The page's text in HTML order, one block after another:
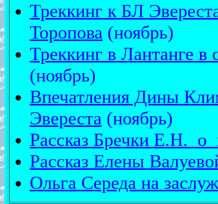
Треккинг к БЛ
Торопова (ноябрь)
Треккинг в Лантанге
(ноябрь)
Впечатления Дины
Эвереста (ноябрь)
Рассказ Бречки Е.Н. о
Рассказ Елены
Ольга Середа на